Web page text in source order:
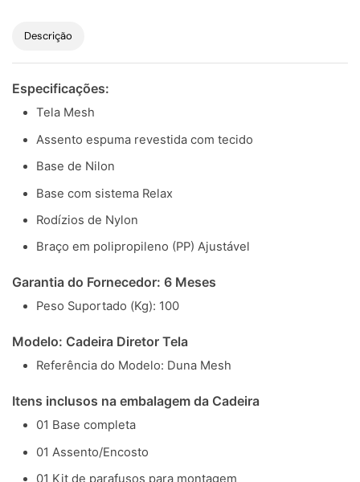
Descrição
Especificações:
Tela Mesh
Assento espuma revestida com tecido
Base de Nilon
Base com sistema Relax
Rodízios de Nylon
Braço em polipropileno (PP) Ajustável
Garantia do Fornecedor: 6 Meses
Peso Suportado (Kg): 100
Modelo: Cadeira Diretor Tela
Referência do Modelo: Duna Mesh
Itens inclusos na embalagem da Cadeira
01 Base completa
01 Assento/Encosto
01 Kit de parafusos para montagem